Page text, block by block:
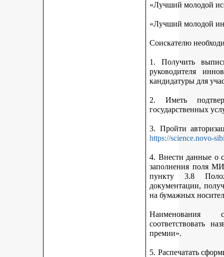
«Лучший молодой
«Лучший молодой
Соискателю
1. Получить
руководителя
кандидатуры для
2. Иметь
государственных
3. Пройти
https://science.novo-
4. Внести данные о
заполнения поля
пункту 3.8
документации,
на бумажных
Наименования
соответствовать
премии».
5. Распечатать